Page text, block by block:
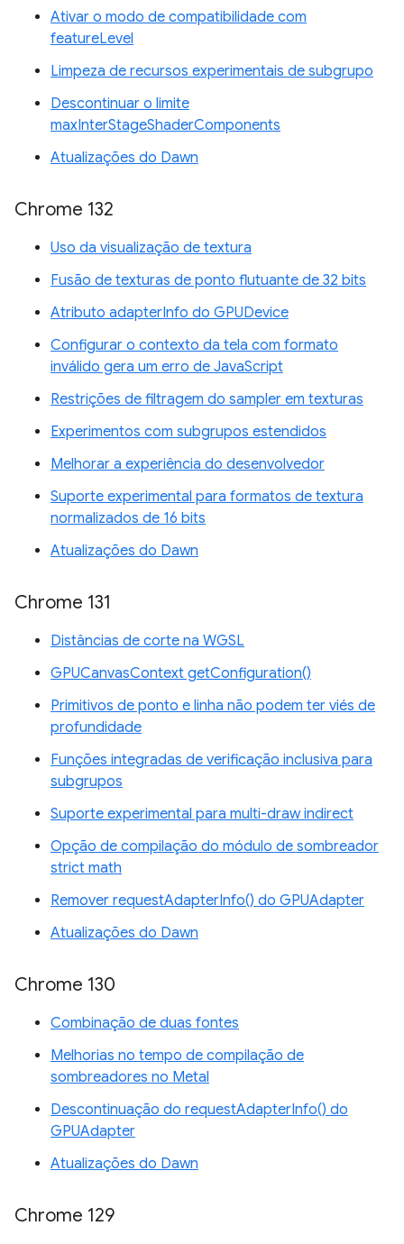
Ativar o modo de compatibilidade com
featureLevel
Limpeza de recursos experimentais de subgrupo
Descontinuar o limite
maxInterStageShaderComponents
Atualizações do Dawn
Chrome 132
Uso da visualização de textura
Fusão de texturas de ponto flutuante de 32 bits
Atributo adapterInfo do GPUDevice
Configurar o contexto da tela com formato
inválido gera um erro de JavaScript
Restrições de filtragem do sampler em texturas
Experimentos com subgrupos estendidos
Melhorar a experiência do desenvolvedor
Suporte experimental para formatos de textura
normalizados de 16 bits
Atualizações do Dawn
Chrome 131
Distâncias de corte na WGSL
GPUCanvasContext getConfiguration()
Primitivos de ponto e linha não podem ter viés de
profundidade
Funções integradas de verificação inclusiva para
subgrupos
Suporte experimental para multi-draw indirect
Opção de compilação do módulo de sombreador
strict math
Remover requestAdapterInfo() do GPUAdapter
Atualizações do Dawn
Chrome 130
Combinação de duas fontes
Melhorias no tempo de compilação de
sombreadores no Metal
Descontinuação do requestAdapterInfo() do
GPUAdapter
Atualizações do Dawn
Chrome 129